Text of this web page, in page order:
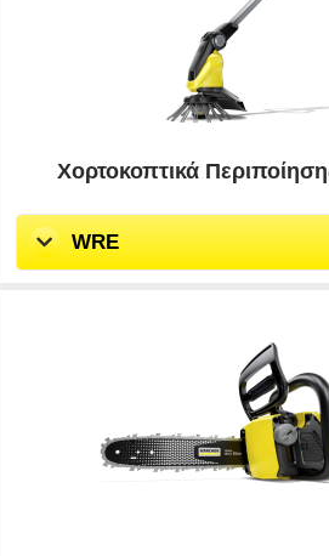
Χορτοκοπτικά
WRE